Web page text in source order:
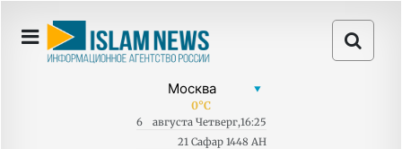
0°C
6 августа Четверг,16:25
21 Сафар 1448 AH